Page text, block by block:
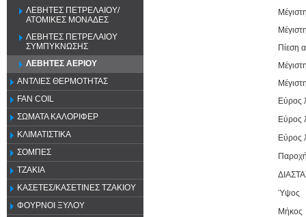
ΛΕΒΗΤΕΣ ΠΕΤΡΕΛΑΙΟΥ/
ΑΤΟΜΙΚΕΣ ΜΟΝΑΔΕΣ
ΛΕΒΗΤΕΣ ΠΕΤΡΕΛΑΙΟΥ
ΣΥΜΠΥΚΝΩΣΗΣ
ΛΕΒΗΤΕΣ ΑΕΡΙΟΥ
ΑΝΤΛΙΕΣ ΘΕΡΜΟΤΗΤΑΣ
FAN COIL
ΣΩΜΑΤΑ ΚΑΛΟΡΙΦΕΡ
ΚΛΙΜΑΤΙΣΤΙΚΑ
ΣΟΜΠΕΣ
ΤΖΑΚΙΑ
ΚΑΣΕΤΕΣ/ΚΑΣΕΤΙΝΕΣ ΤΖΑΚΙΟΥ
ΦΟΥΡΝΟΙ ΞΥΛΟΥ
Πίεση
Eύρος
Eύρος
Eύρος
Ύψος
Μήκος